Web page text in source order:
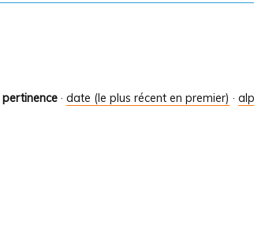
pertinence · date (le plus récent en premier) ·